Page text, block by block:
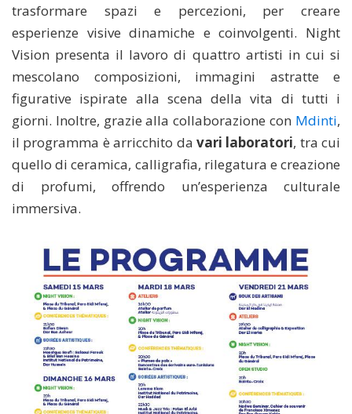
trasformare spazi e percezioni, per creare
esperienze visive dinamiche e coinvolgenti. Night
Vision presenta il lavoro di quattro artisti in cui si
mescolano composizioni, immagini astratte e
figurative ispirate alla scena della vita di tutti i
giorni. Inoltre, grazie alla collaborazione con Mdinti,
il programma è arricchito da vari laboratori, tra cui
quello di ceramica, calligrafia, rilegatura e creazione
di profumi, offrendo un’esperienza culturale
immersiva.